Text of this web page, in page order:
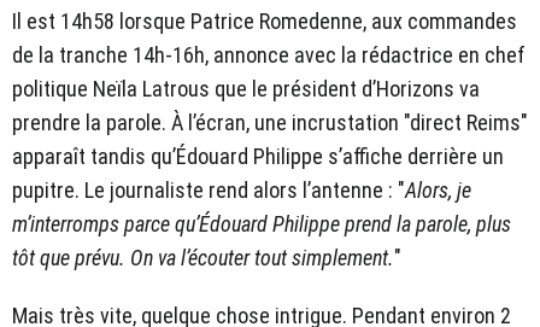
Il est 14h58 lorsque Patrice Romedenne, aux commandes
de la tranche 14h-16h, annonce avec la rédactrice en chef
politique Neïla Latrous que le président d’Horizons va
prendre la parole. À l’écran, une incrustation "direct Reims"
apparaît tandis qu’Édouard Philippe s’affiche derrière un
pupitre. Le journaliste rend alors l’antenne : "Alors, je
m’interromps parce qu’Édouard Philippe prend la parole, plus
tôt que prévu. On va l’écouter tout simplement."
Mais très vite, quelque chose intrigue. Pendant environ 2